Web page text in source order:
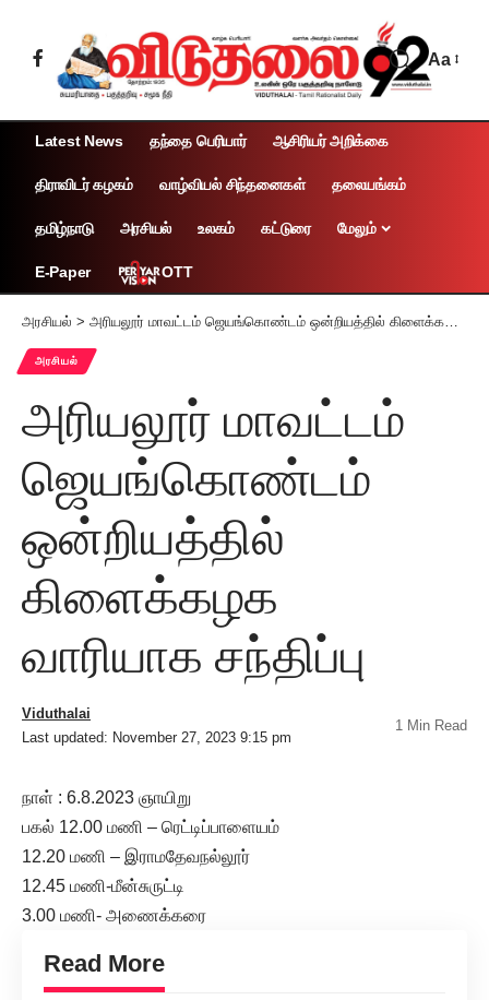
Aa
Latest News தந்தை பெரியார் ஆசிரியர் அறிக்கை
திராவிடர் கழகம் வாழ்வியல் சிந்தனைகள் தலையங்கம்
தமிழ்நாடு அரசியல் உலகம் கட்டுரை மேலும்
E-Paper OTT
அரசியல் > அரியலூர் மாவட்டம் ஜெயங்கொண்டம் ஒன்றியத்தில் கிளைக்கழக வாரியாக சந்திப்பு
அரசியல்
அரியலூர் மாவட்டம்
ஜெயங்கொண்டம்
ஒன்றியத்தில்
கிளைக்கழக
வாரியாக சந்திப்பு
Last updated: November 27, 2023 9:15 pm
Viduthalai
1 Min Read
நாள் : 6.8.2023 ஞாயிறு
பகல் 12.00 மணி – ரெட்டிப்பாளையம்
12.20 மணி – இராமதேவநல்லூர்
12.45 மணி-மீன்சுருட்டி
3.00 மணி- அணைக்கரை
Read More